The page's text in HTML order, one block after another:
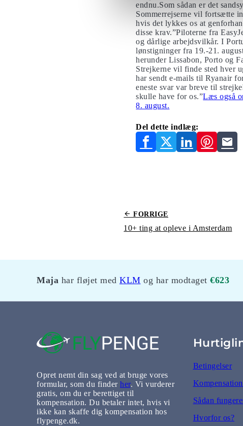
endnu.Som sådan er det
Sommerrejserne vil fortsætte
hvis det lykkes os at
disse krav.”Piloterne fra
og dårlige arbejdsvilkår. I
lønstigninger fra 19.-21.
herunder Lissabon, Porto og
Strejkerne vil finde sted hver
har sendt e-mails til Ryanair
eneste svar var breve til
skulle have for os.”Læs også
8. august.
Del dette indlæg:
FORRIGE
10+ ting at opleve i Amsterdam
Maja har fløjet med KLM og har modtaget €623
Opret nemt din sag ved at bruge vores
formular, som du finder her. Vi vurderer
gratis, om du er berettiget til
kompensation. Du betaler intet, hvis vi
ikke kan skaffe dig kompensation hos
flypenge.dk.
Betingelser
Sådan
Hvorfor os?